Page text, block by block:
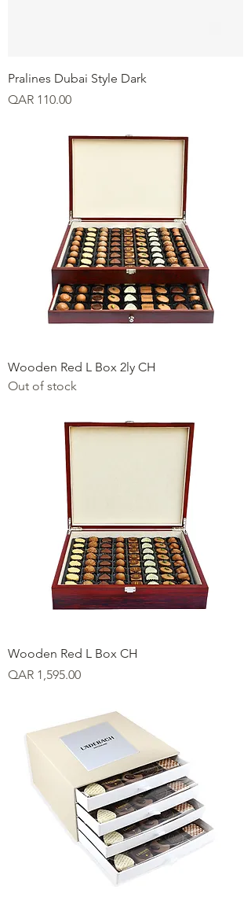
Pralines Dubai Style Dark
Price
QAR 110.00
Wooden Red L Box 2ly CH
Out of stock
Wooden Red L Box CH
Price
QAR 1,595.00